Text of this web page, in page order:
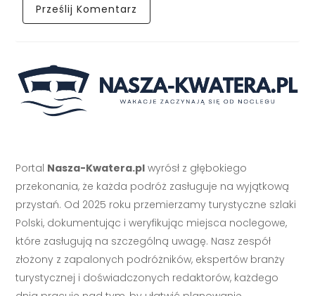
Portal Nasza-Kwatera.pl wyrósł z głębokiego
przekonania, że każda podróż zasługuje na wyjątkową
przystań. Od 2025 roku przemierzamy turystyczne szlaki
Polski, dokumentując i weryfikując miejsca noclegowe,
które zasługują na szczególną uwagę. Nasz zespół
złożony z zapalonych podróżników, ekspertów branży
turystycznej i doświadczonych redaktorów, każdego